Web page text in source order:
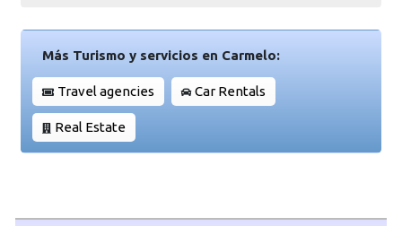
Más Turismo y servicios en Carmelo:
Travel agencies Car Rentals
Real Estate